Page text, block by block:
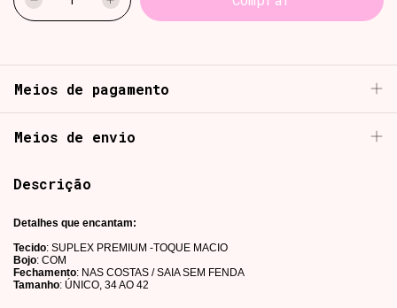
Meios de pagamento
Meios de envio
Descrição
Detalhes que encantam:
Tecido: SUPLEX PREMIUM -TOQUE MACIO
Bojo: COM
Fechamento: NAS COSTAS / SAIA SEM FENDA
Tamanho: ÚNICO, 34 AO 42